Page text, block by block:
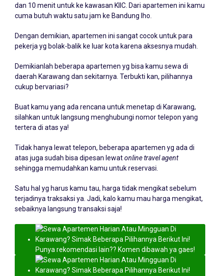
dan 10 menit untuk ke kawasan KIIC. Dari apartemen ini kamu
cuma butuh waktu satu jam ke Bandung lho.
Dengan demikian, apartemen ini sangat cocok untuk para
pekerja yg bolak-balik ke luar kota karena aksesnya mudah.
Demikianlah beberapa apartemen yg bisa kamu sewa di
daerah Karawang dan sekitarnya. Terbukti kan, pilihannya
cukup bervariasi?
Buat kamu yang ada rencana untuk menetap di Karawang,
silahkan untuk langsung menghubungi nomor telepon yang
tertera di atas ya!
Tidak hanya lewat telepon, beberapa apartemen yg ada di
atas juga sudah bisa dipesan lewatonline travel agent
sehingga memudahkan kamu untuk reservasi.
Satu hal yg harus kamu tau, harga tidak mengikat sebelum
terjadinya traksaksi ya. Jadi, kalo kamu mau harga mengikat,
sebaiknya langsung transaksi saja!
Punya rekomendasi lain?? Komen dibawah ya gaes!